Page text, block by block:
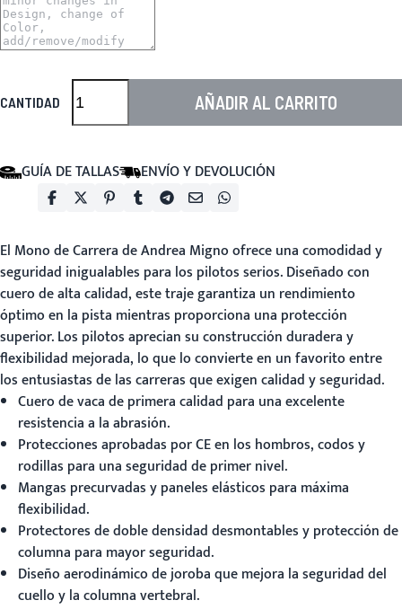
CANTIDAD AÑADIR AL CARRITO
GUÍA DE TALLAS ENVÍO Y DEVOLUCIÓN
El Mono de Carrerade Andrea Migno ofrece una comodidad y
seguridad inigualables para los pilotos serios. Diseñado con
cuero de alta calidad, este traje garantiza un rendimiento
óptimo en la pista mientras proporciona una protección
superior. Los pilotos aprecian su construcción duradera y
flexibilidad mejorada, lo que lo convierte en un favorito entre
los entusiastas de las carreras que exigen calidad y seguridad.
Cuero de vaca de primera calidad para una excelente
resistencia a la abrasión.
Protecciones aprobadas por CE en los hombros, codos y
rodillas para una seguridad de primer nivel.
Mangas precurvadas y paneles elásticos para máxima
flexibilidad.
Protectores de doble densidad desmontables y protección de
columna para mayor seguridad.
Diseño aerodinámico de joroba que mejora la seguridad del
cuello y la columna vertebral.